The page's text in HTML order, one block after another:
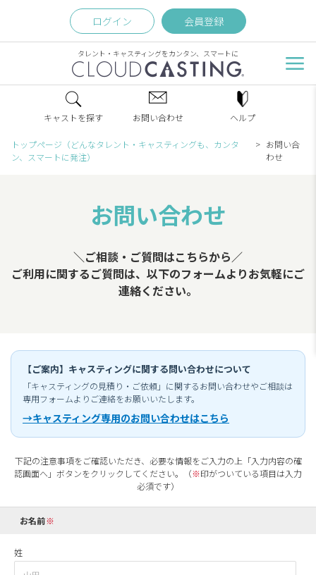
ログイン 会員登録
タレント・キャスティングをカンタン、スマートに
キャストを探す お問い合わせ ヘルプ
トップページ（どんなタレント・キャスティングも、カンタ
ン、スマートに発注）
お問い合
わせ
お問い合わせ
＼ご相談・ご質問はこちらから／
ご利用に関するご質問は、以下のフォームよりお気軽にご
連絡ください。
【ご案内】キャスティングに関する問い合わせについて
「キャスティングの見積り・ご依頼」に関するお問い合わせやご相談は
専用フォームよりご連絡をお願いいたします。
→キャスティング専用のお問い合わせはこちら
下記の注意事項をご確認いただき、必要な情報をご入力の上「入力内容の確
認画面へ」ボタンをクリックしてください。（※印がついている項目は入力
必須です）
お名前
姓